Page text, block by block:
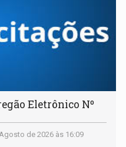
Eletrônico Nº
de 2026 às 16:09